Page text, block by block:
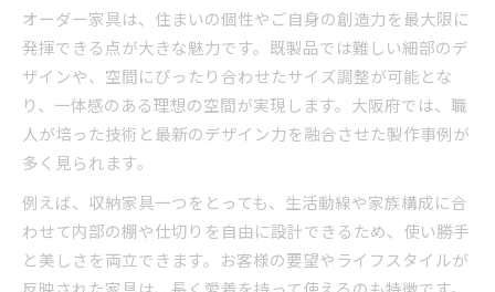
オーダー家具は、住まいの個性やご自身の創造力を最大限に
発揮できる点が大きな魅力です。既製品では難しい細部のデ
ザインや、空間にぴったり合わせたサイズ調整が可能とな
り、一体感のある理想の空間が実現します。大阪府では、職
人が培った技術と最新のデザイン力を融合させた製作事例が
多く見られます。
例えば、収納家具一つをとっても、生活動線や家族構成に合
わせて内部の棚や仕切りを自由に設計できるため、使い勝手
と美しさを両立できます。お客様の要望やライフスタイルが